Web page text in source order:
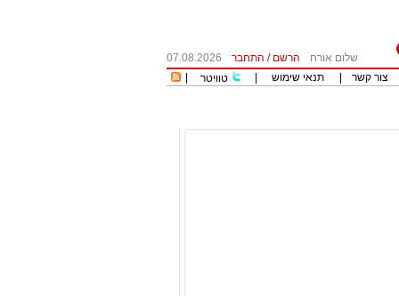
שלום אורח הרשם / התחבר
07.08.2026
צור קשר תנאי שימוש טוויטר